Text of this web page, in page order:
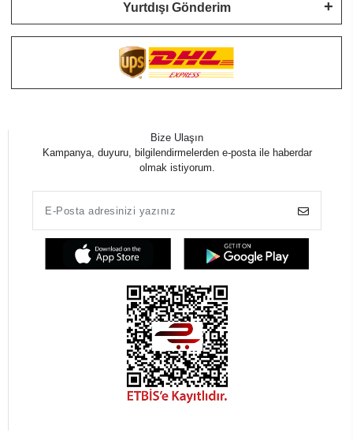
Yurtdışı Gönderim
Bize Ulaşın
Kampanya, duyuru, bilgilendirmelerden e-posta ile haberdar
olmak istiyorum.